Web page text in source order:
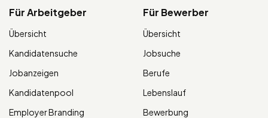
Für Arbeitgeber
Übersicht
Kandidatensuche
Jobanzeigen
Kandidatenpool
Employer Branding
Für Bewerber
Übersicht
Jobsuche
Berufe
Lebenslauf
Bewerbung